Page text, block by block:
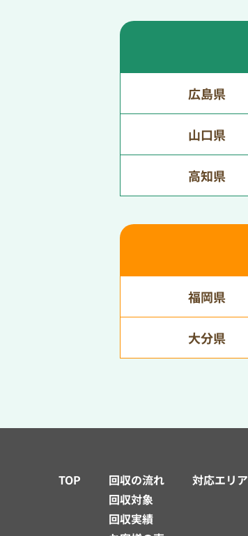
広島県
山口県
高知県
福岡県
大分県
TOP
回収の流れ
回収対象
回収実績
対応エリア